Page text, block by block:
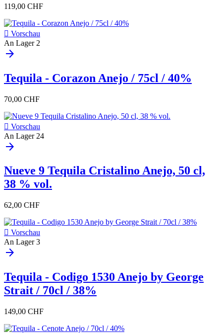
119,00 CHF
 Vorschau
An Lager 2
arrow_forward
Tequila - Corazon Anejo / 75cl / 40%
70,00 CHF
 Vorschau
An Lager 24
arrow_forward
Nueve 9 Tequila Cristalino Anejo, 50 cl,
38 % vol.
62,00 CHF
 Vorschau
An Lager 3
arrow_forward
Tequila - Codigo 1530 Anejo by George
Strait / 70cl / 38%
149,00 CHF